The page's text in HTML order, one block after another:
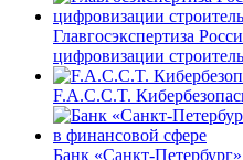
Главгосэкспертиза
цифровизации
F.A.C.C.T.
Банк «Санкт-